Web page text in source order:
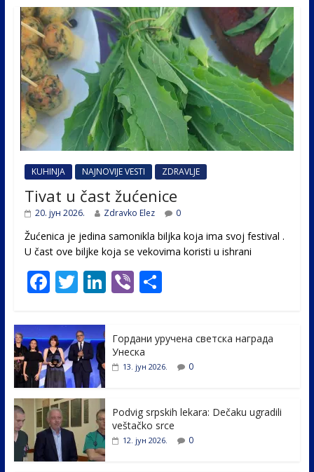
KUHINJA NAJNOVIJE VESTI ZDRAVLJE
Tivat u čast žućenice
20. јун 2026. Zdravko Elez 0
Žućenica je jedina samonikla biljka koja ima svoj festival .
U čast ovе biljke koja se vekovima koristi u ishrani
F
e
b
o
o
k
T
itt
er
Li
e
dI
Vi S
e
Гордани уручена светска награда
Унеска
13. јун 2026. 0
Podvig srpskih lekara: Dečaku ugradili
veštačko srce
12. јун 2026. 0